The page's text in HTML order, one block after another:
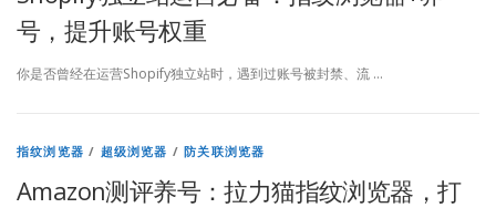
号，提升账号权重
你是否曾经在运营Shopify独立站时，遇到过账号被封禁、流 …
指纹浏览器 / 超级浏览器 /防关联浏览器
Amazon测评养号：拉力猫指纹浏览器，打